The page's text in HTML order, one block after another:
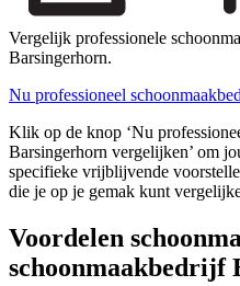
Vergelijk professionele
Barsingerhorn.
Nu professioneel
Klik op de knop ‘Nu
Barsingerhorn vergelijken’ om
specifieke vrijblijvende
die je op je gemak kunt
Voordelen
schoonmaakbedrijf